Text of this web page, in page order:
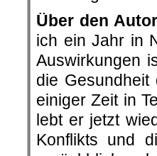
Über den
ich ein Jahr in
Auswirkungen
die
einiger Zeit in
lebt er jetzt
Konflikts und